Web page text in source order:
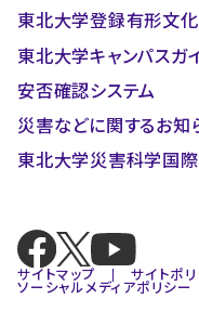
東北大学登録有形文
東北大学キャンパスガ
安否確認システム
災害などに関するお知
東北大学災害科学国
サイトマップ サイトポ
ソーシャルメディアポリシー